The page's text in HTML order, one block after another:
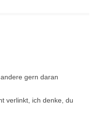
gern daran
verlinkt, ich denke, du